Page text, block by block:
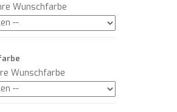
Wunschfarbe
Wunschfarbe